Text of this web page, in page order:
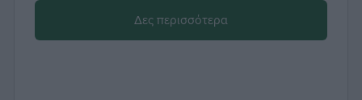
Δες περισσότερα